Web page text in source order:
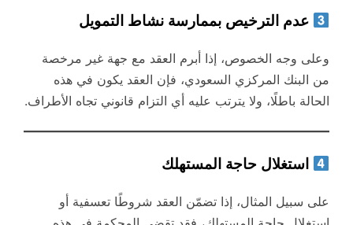
عدم الترخيص بممارسة نشاط التمويل
وعلى وجه الخصوص، إذا أبرم العقد مع جهة غير مرخصة
من البنك المركزي السعودي، فإن العقد يكون في هذه
الحالة باطلًا، ولا يترتب عليه أي التزام قانوني تجاه الأطراف.
استغلال حاجة المستهلك
على سبيل المثال، إذا تضمّن العقد شروطًا تعسفية أو